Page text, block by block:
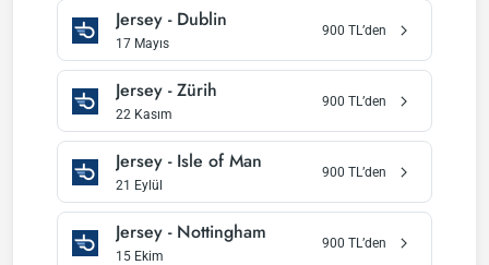
Jersey - Dublin
17 Mayıs
900 TL’den
Jersey -Zürih
22 Kasım
900 TL’den
Jersey - Isle of Man
21 Eylül
900 TL’den
Jersey - Nottingham
15 Ekim
900 TL’den